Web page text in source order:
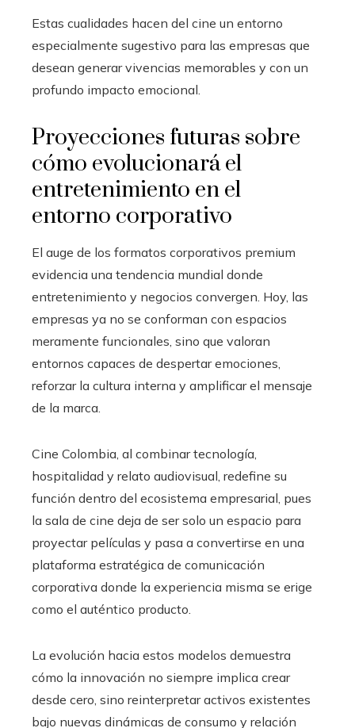
Estas cualidades hacen del cine un entorno
especialmente sugestivo para las empresas que
desean generar vivencias memorables y con un
profundo impacto emocional.
Proyecciones futuras sobre
cómo evolucionará el
entretenimiento en el
entorno corporativo
El auge de los formatos corporativos premium
evidencia una tendencia mundial donde
entretenimiento y negocios convergen. Hoy, las
empresas ya no se conforman con espacios
meramente funcionales, sino que valoran
entornos capaces de despertar emociones,
reforzar la cultura interna y amplificar el mensaje
de la marca.
Cine Colombia, al combinar tecnología,
hospitalidad y relato audiovisual, redefine su
función dentro del ecosistema empresarial, pues
la sala de cine deja de ser solo un espacio para
proyectar películas y pasa a convertirse en una
plataforma estratégica de comunicación
corporativa donde la experiencia misma se erige
como el auténtico producto.
La evolución hacia estos modelos demuestra
cómo la innovación no siempre implica crear
desde cero, sino reinterpretar activos existentes
bajo nuevas dinámicas de consumo y relación